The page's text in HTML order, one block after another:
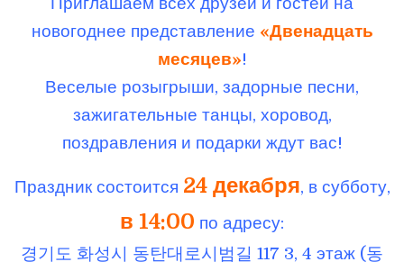
новогоднее представление «Двенадцать
месяцев»!
Веселые розыгрыши, задорные песни,
зажигательные танцы, хоровод,
поздравления и подарки ждут вас!
Праздник состоится 24 декабря, в субботу,
в 14:00 по адресу:
경기도 화성시 동탄대로시범길 117 3, 4 этаж (동